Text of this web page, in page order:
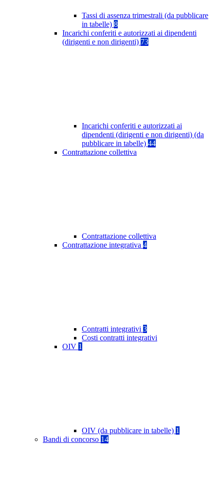
Tassi di assenza trimestrali (da pubblicare
in tabelle) 8
Incarichi conferiti e autorizzati ai dipendenti
(dirigenti e non dirigenti) 73
Incarichi conferiti e autorizzati ai
dipendenti (dirigenti e non dirigenti) (da
pubblicare in tabelle) 44
Contrattazione collettiva
Contrattazione collettiva
Contrattazione integrativa 4
Contratti integrativi 3
Costi contratti integrativi
OIV 1
OIV (da pubblicare in tabelle) 1
Bandi di concorso 14